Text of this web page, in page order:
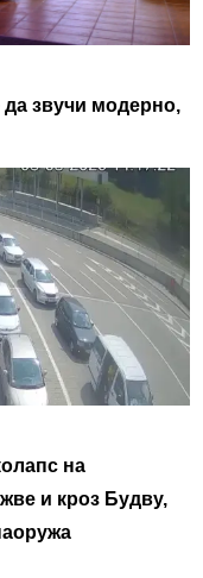
звучи модерно,
на
и кроз Будву,